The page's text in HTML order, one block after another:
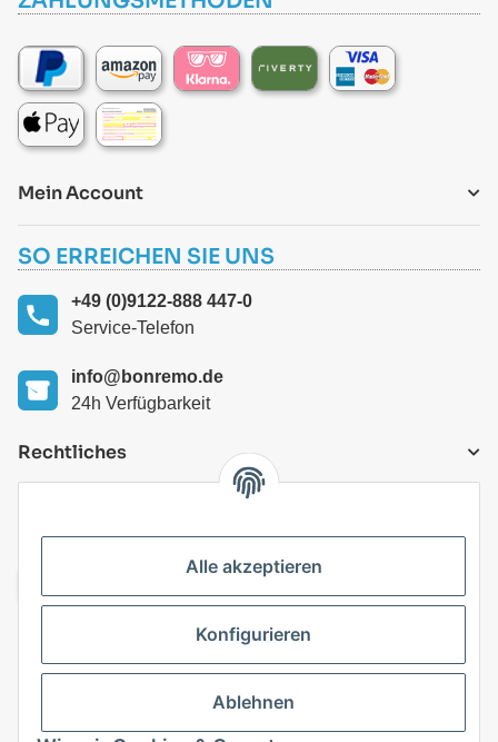
Mein Account
SO ERREICHEN SIE UNS
+49 (0)9122-888 447-0
Service-Telefon
info@bonremo.de
24h Verfügbarkeit
Rechtliches
Vertrag widerrufen
Alle akzeptieren
Konfigurieren
Ablehnen